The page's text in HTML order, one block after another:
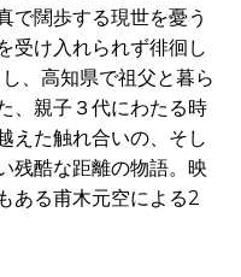
で闊歩する現世を憂う
受け入れられず徘徊し
、高知県で祖父と暮ら
、親子３代にわたる時
えた触れ合いの、そし
残酷な距離の物語。映
ある甫木元空による2